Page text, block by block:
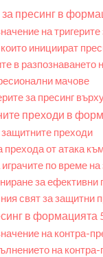
за пресинг в
на тригерите
инициират
в разпознаването
мачове
за пресинг
преходи в
преходи
от атака
по време
за ефективни
свят за защитни
в формацията
на контра-
на контра-